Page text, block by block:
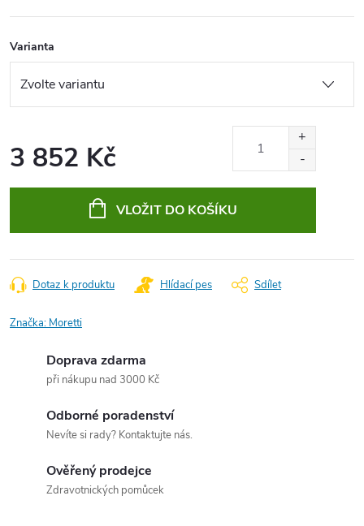
Varianta
3 852 Kč
VLOŽIT DO KOŠÍKU
Dotaz k produktu Hlídací pes Sdílet
Značka: Moretti
Doprava zdarma
při nákupu nad 3000 Kč
Odborné poradenství
Nevíte si rady? Kontaktujte nás.
Ověřený prodejce
Zdravotnických pomůcek